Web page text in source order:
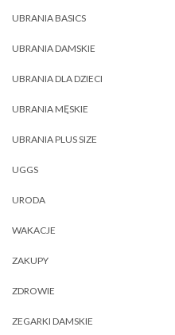
UBRANIA BASICS
UBRANIA DAMSKIE
UBRANIA DLA DZIECI
UBRANIA MĘSKIE
UBRANIA PLUS SIZE
UGGS
URODA
WAKACJE
ZAKUPY
ZDROWIE
ZEGARKI DAMSKIE